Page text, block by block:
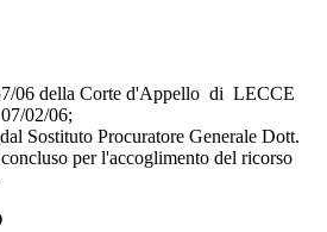
06 della Corte d'Appello di LECCE
02/06;
Sostituto Procuratore Generale Dott.
per l'accoglimento del ricorso